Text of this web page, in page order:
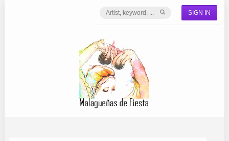
SIGN IN